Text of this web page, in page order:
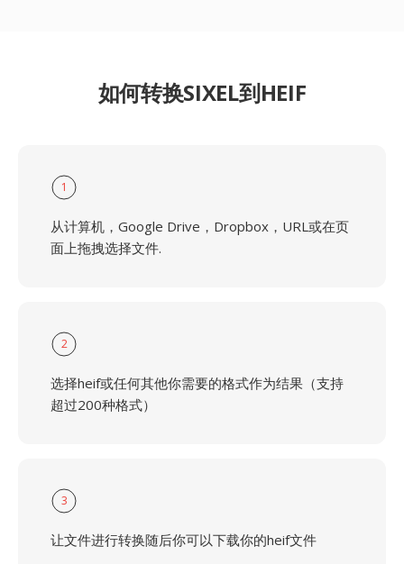
如何转换SIXEL到HEIF
1
从计算机，Google Drive，Dropbox，URL或在页
面上拖拽选择文件.
2
选择heif或任何其他你需要的格式作为结果（支持
超过200种格式）
3
让文件进行转换随后你可以下载你的heif文件